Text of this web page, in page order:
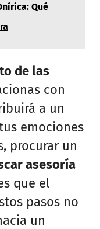
Qué
de las
con
a un
emociones
procurar un
asesoría
que el
pasos no
un